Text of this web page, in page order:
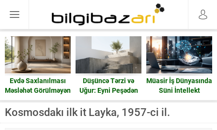
Evdə Saxlanılması
Məsləhət Görülməyən
15 Əşya: Enerji və
Ruzi
Düşüncə Tərzi və
Uğur: Eyni Peşədən
Fərqli Nəticələrə
Gedən Yol
Müasir İş Dünyasında
Süni İntellekt
Kosmosdakı ilk it Layka, 1957-ci il.